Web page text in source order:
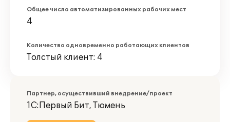
Общее число автоматизированных рабочих мест
4
Количество одновременно работающих клиентов
Толстый клиент: 4
Партнер, осуществивший внедрение/проект
1С:Первый Бит, Тюмень